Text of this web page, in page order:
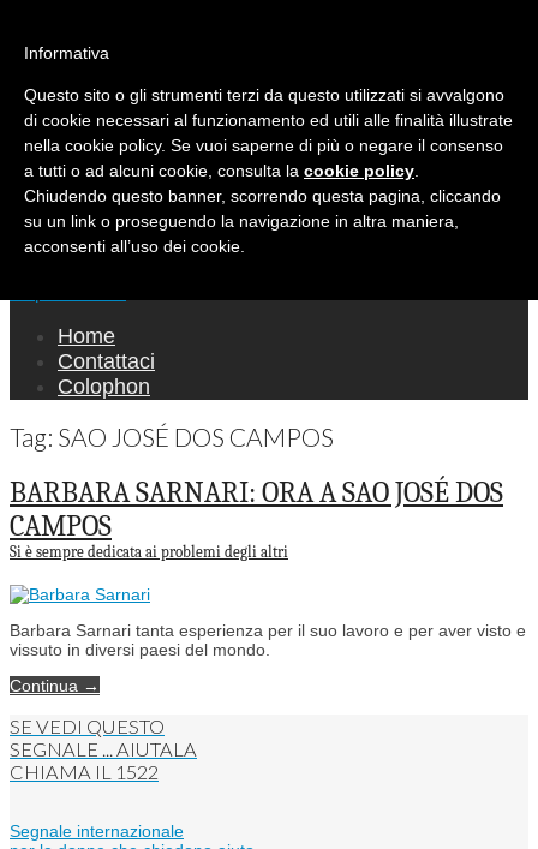
Mondo Italiano nel Mondo
LE INTERVISTE SONO AGLI ITALIANI CHE
RICOPRONO RUOLI ISTITUZIONALI, A
QUELLI CHE RAPPRESENTANO LA SOCIETÀ E
A CHI È UN "COMUNE CITTADINO" ...
PER TUTTO QUESTO SIAMO "ORGOGLIOSI
DI ESSERE ITALIANI"
Home
Contattaci
Colophon
Tag: SAO JOSÉ DOS CAMPOS
BARBARA SARNARI: ORA A SAO JOSÉ DOS
CAMPOS
Si è sempre dedicata ai problemi degli altri
Barbara Sarnari tanta esperienza per il suo lavoro e per aver visto e
vissuto in diversi paesi del mondo.
Continua →
SE VEDI QUESTO
SEGNALE ... AIUTALA
CHIAMA IL 1522
Segnale internazionale
Informativa
Questo sito o gli strumenti terzi da questo utilizzati si avvalgono
di cookie necessari al funzionamento ed utili alle finalità illustrate
nella cookie policy. Se vuoi saperne di più o negare il consenso
a tutti o ad alcuni cookie, consulta la cookie policy
Chiudendo questo banner, scorrendo questa pagina, cliccando
su un link o proseguendo la navigazione in altra maniera,
acconsenti all’uso dei cookie.